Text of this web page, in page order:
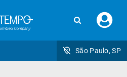
seu
São Paulo, SP